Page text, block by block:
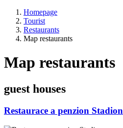
Homepage
Tourist
Restaurants
Map restaurants
Map restaurants
guest houses
Restaurace a penzion Stadion